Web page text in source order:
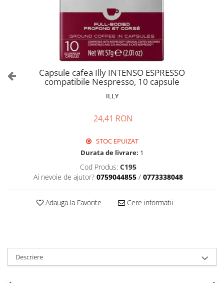
Capsule cafea Illy INTENSO ESPRESSO
compatibile Nespresso, 10 capsule
ILLY
24,41 RON
STOC EPUIZAT
Durata de livrare: 1
Cod Produs: C195
Ai nevoie de ajutor? 0759044855 / 0773338048
Adauga la Favorite Cere informatii
Descriere